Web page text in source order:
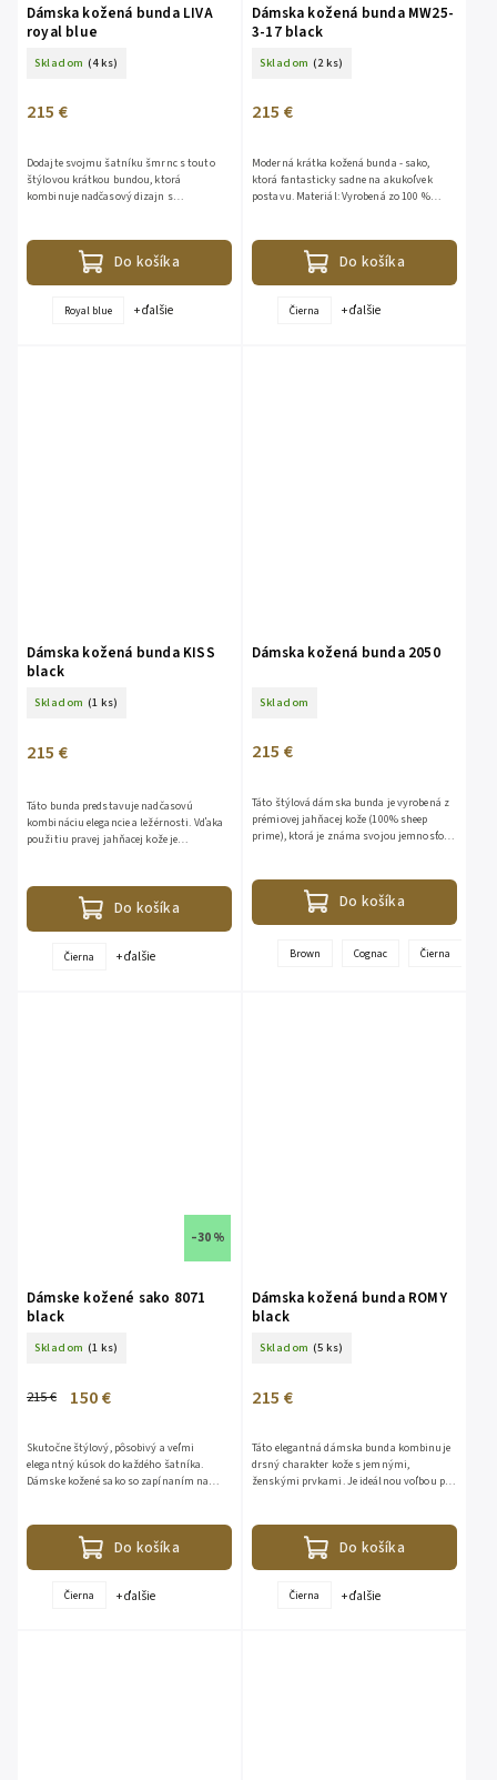
Dámska kožená bunda LIVA
royal blue
Skladom (4 ks)
215 €
Do košíka
Dodajte svojmu šatníku šmrnc s touto
štýlovou krátkou bundou, ktorá
kombinuje nadčasový dizajn s
Prime),...
Royal blue + ďalšie
Dámska kožená bunda MW25-
3-17 black
Skladom (2 ks)
215 €
Do košíka
Moderná krátka kožená bunda - sako,
ktorá fantasticky sadne na akukoľvek
postavu. Materiál: Vyrobená zo 100 %
Čierna + ďalšie
Dámska kožená bunda KISS
black
Skladom (1 ks)
215 €
Do košíka
Táto bunda predstavuje nadčasovú
kombináciu elegancie a ležérnosti. Vďaka
použitiu pravej jahňacej kože je
Čierna + ďalšie
Dámska kožená bunda 2050
Skladom
215 €
Do košíka
Táto štýlová dámska bunda je vyrobená z
prémiovej jahňacej kože (100% sheep
prime), ktorá je známa svojou jemnosťou
Brown Cognac Čierna
–30 %
Dámske kožené sako 8071
black
Skladom (1 ks)
215 € 150 €
Do košíka
Skutočne štýlový, pôsobivý a veľmi
elegantný kúsok do každého šatníka.
Dámske kožené sako so zapínaním na
Čierna + ďalšie
Dámska kožená bunda ROMY
black
Skladom (5 ks)
215 €
Do košíka
Táto elegantná dámska bunda kombinuje
drsný charakter kože s jemnými,
ženskými prvkami. Je ideálnou voľbou pre
Čierna + ďalšie